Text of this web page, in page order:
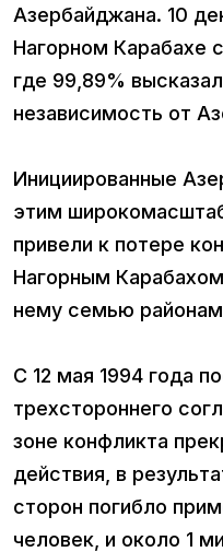
Азербайджана. 10
Нагорном Карабахе
где 99,89%
независимость от
Инициированные
этим
привели к потере
Нагорным
нему семью
С 12 мая 1994 года
трехстороннего
зоне конфликта
действия, в
сторон погибло
человек, и около 1